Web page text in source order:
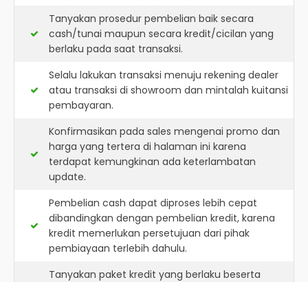
Tanyakan prosedur pembelian baik secara
cash/tunai maupun secara kredit/cicilan yang
berlaku pada saat transaksi.
Selalu lakukan transaksi menuju rekening dealer
atau transaksi di showroom dan mintalah kuitansi
pembayaran.
Konfirmasikan pada sales mengenai promo dan
harga yang tertera di halaman ini karena
terdapat kemungkinan ada keterlambatan
update.
Pembelian cash dapat diproses lebih cepat
dibandingkan dengan pembelian kredit, karena
kredit memerlukan persetujuan dari pihak
pembiayaan terlebih dahulu.
Tanyakan paket kredit yang berlaku beserta